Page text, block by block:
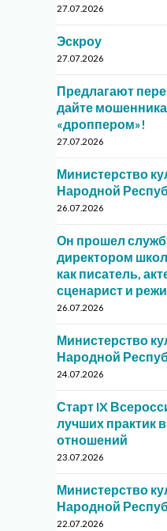
27.07.2026
Эскроу
27.07.2026
Предлагают
дайте
«дроппером»!
27.07.2026
Министерство
Народной
26.07.2026
Он прошел
директором
как писатель,
сценарист и
26.07.2026
Министерство
Народной
24.07.2026
Старт IX
лучших практик
отношений
23.07.2026
Министерство
Народной
22.07.2026